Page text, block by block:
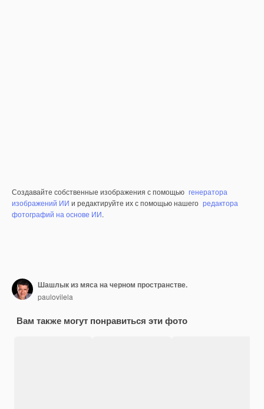
Создавайте собственные изображения с помощью генератора
изображений ИИ и редактируйте их с помощью нашего редактора
фотографий на основе ИИ.
Шашлык из мяса на черном пространстве.
paulovilela
Вам также могут понравиться эти фото